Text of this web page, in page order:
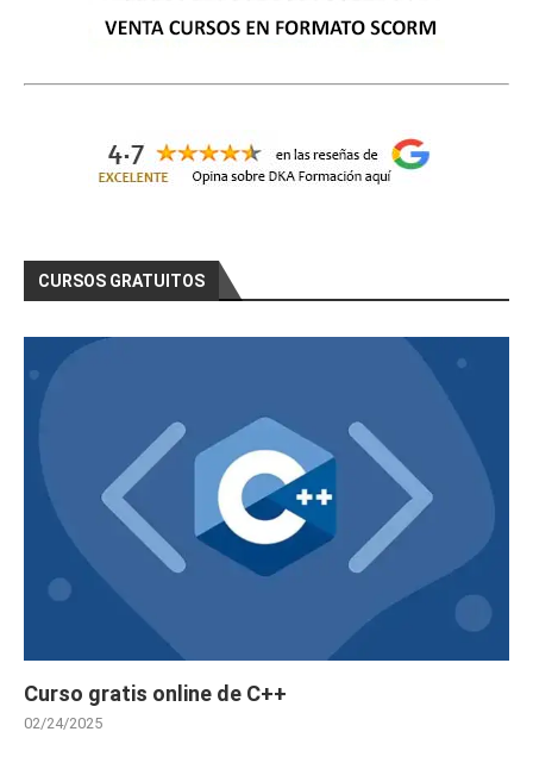
CURSOS GRATUITOS
Curso gratis online de C++
02/24/2025